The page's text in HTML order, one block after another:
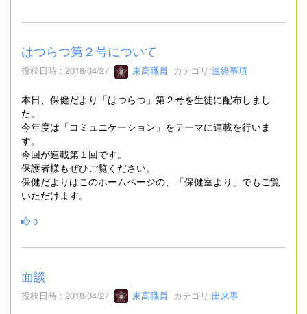
はつらつ第２号について
投稿日時 : 2018/04/27 東高職員 カテゴリ:連絡事項
本日、保健だより「はつらつ」第２号を生徒に配布しまし
た。
今年度は「コミュニケーション」をテーマに連載を行いま
す。
今回が連載第１回です。
保護者様もぜひご覧ください。
保健だよりはこのホームページの、「保健室より」でもご覧
いただけます。
0
面談
投稿日時 : 2018/04/27 東高職員 カテゴリ:出来事